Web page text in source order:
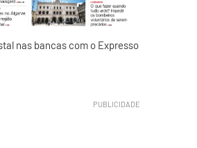
nas bancas com o Expresso